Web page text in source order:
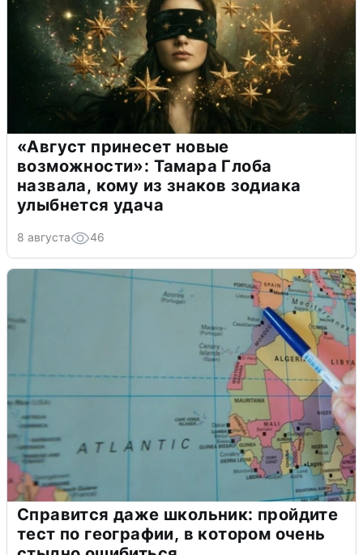
«Август принесет новые
возможности»: Тамара Глоба
назвала, кому из знаков зодиака
улыбнется удача
8 августа 46
Справится даже школьник: пройдите
тест по географии, в котором очень